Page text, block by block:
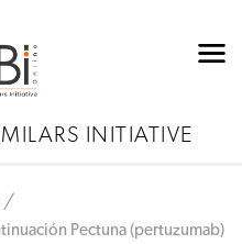
INITIATIVE
Pectuna (pertuzumab)